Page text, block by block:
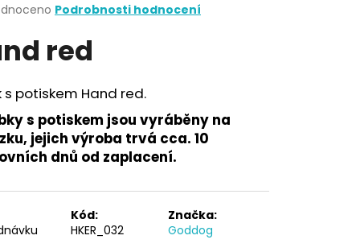
Podrobnosti hodnocení
red
s potiskem Hand red.
s potiskem jsou vyráběny na
jejich výroba trvá cca. 10
dnů od zaplacení.
Kód:
HKER_032
Značka:
Goddog